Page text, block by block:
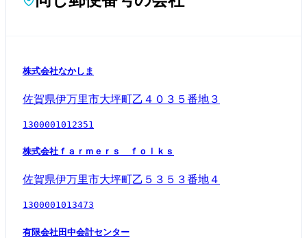
株式会社なかしま
佐賀県伊万里市大坪町乙４０３５番地３
1300001012351
株式会社ｆａｒｍｅｒｓ ｆｏｌｋｓ
佐賀県伊万里市大坪町乙５３５３番地４
1300001013473
有限会社田中会計センター